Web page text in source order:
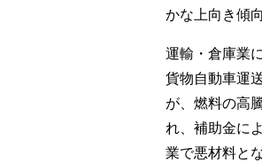
かな上向き傾
運輸・倉庫業
貨物自動車運
が、燃料の高
れ、補助金に
業で悪材料と